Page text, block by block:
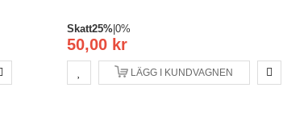
50,00 kr
Skatt25%|0%
LÄGG I KUNDVAGNEN